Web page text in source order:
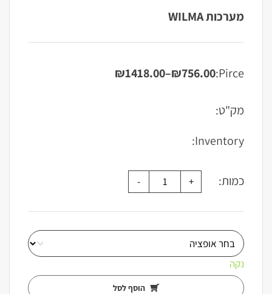
מערכות WILMA
Pirce:
₪756.00
–
₪1418.00
טווח
מק"ט:
Inventory:
כמות:
נקה
הוסף לסל